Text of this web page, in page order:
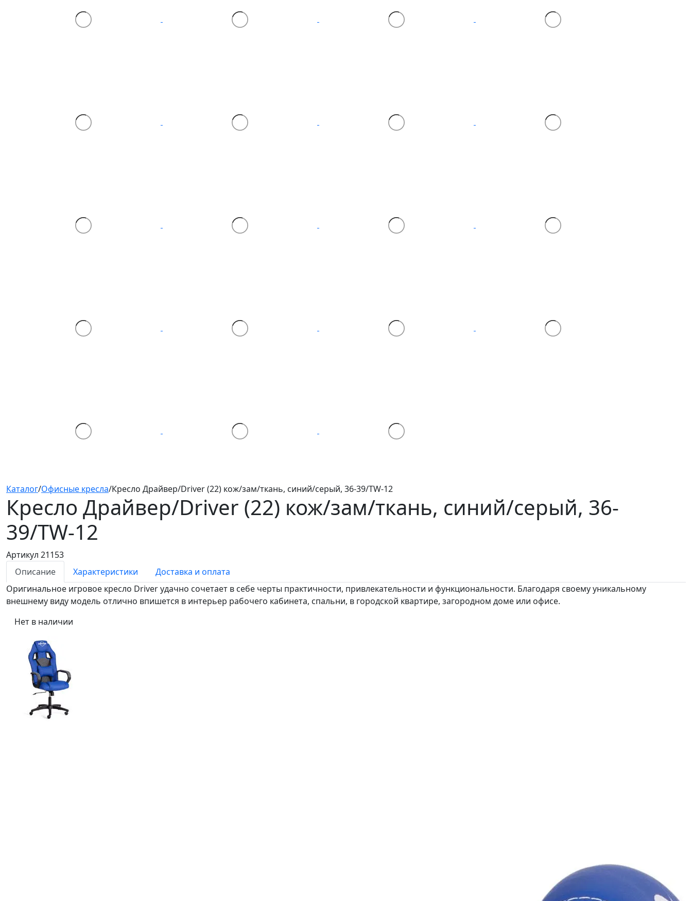
Каталог/Офисные кресла/Кресло Драйвер/Driver (22) кож/зам/ткань, синий/серый, 36-39/TW-12
Кресло Драйвер/Driver (22) кож/зам/ткань, синий/серый, 36-
39/TW-12
Артикул 21153
Описание
Характеристики
Доставка и оплата
Оригинальное игровое кресло Driver удачно сочетает в себе черты практичности, привлекательности и функциональности. Благодаря своему уникальному
внешнему виду модель отлично впишется в интерьер рабочего кабинета, спальни, в городской квартире, загородном доме или офисе.
Нет в наличии